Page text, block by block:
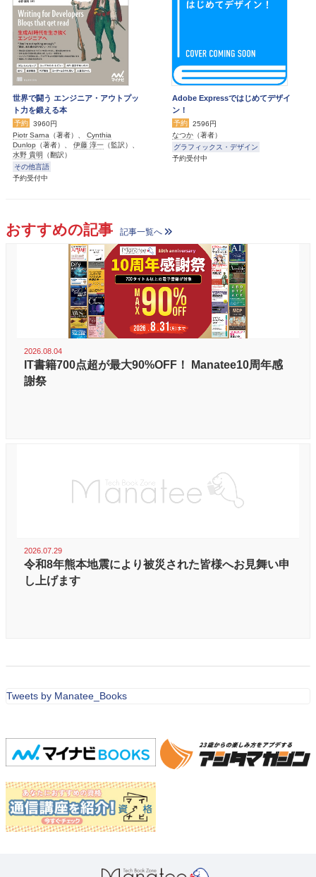
世界で闘う エンジニア・アウトプッ
ト力を鍛える本
予約
3960円
Piotr Sarna （著者）、 Cynthia
Dunlop （著者）、 伊藤 淳一 （監訳）、
水野 貴明 （翻訳）
その他言語
予約受付中
Adobe Expressではじめてデザイ
ン！
予約
2596円
なつか （著者）
グラフィックス・デザイン
予約受付中
おすすめの記事 記事一覧へ
2026.08.04
IT書籍700点超が最大90%OFF！ Manatee10周年感
謝祭
2026.07.29
令和8年熊本地震により被災された皆様へお見舞い申
し上げます
Tweets by Manatee_Books